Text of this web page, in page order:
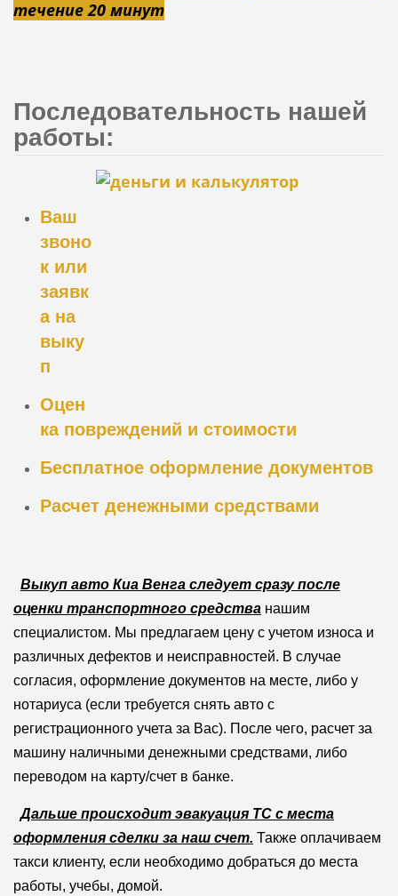
течение 20 минут
Последовательность нашей
работы:
Ваш
звоно
к или
заявк
а на
выку
п
Оцен
ка повреждений и стоимости
Бесплатное оформление документов
Расчет денежными средствами
Выкуп авто Киа Венга следует сразу после
оценки транспортного средстванашим
специалистом. Мы предлагаем цену с учетом износа и
различных дефектов и неисправностей. В случае
согласия, оформление документов на месте, либо у
нотариуса (если требуется снять авто с
регистрационного учета за Вас). После чего, расчет за
машину наличными денежными средствами, либо
переводом на карту/счет в банке.
Дальше происходит эвакуация ТС с места
оформления сделки за наш счет. Также оплачиваем
такси клиенту, если необходимо добраться до места
работы, учебы, домой.